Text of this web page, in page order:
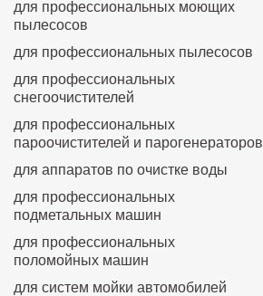
для профессиональных моющих
пылесосов
для профессиональных пылесосов
для профессиональных
снегоочистителей
для профессиональных
пароочистителей и парогенераторов
для аппаратов по очистке воды
для профессиональных
подметальных машин
для профессиональных
поломойных машин
для систем мойки автомобилей